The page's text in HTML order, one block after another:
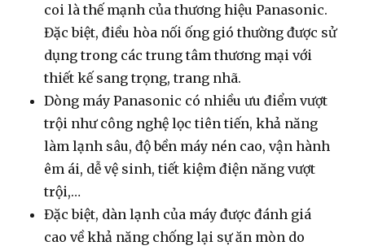
coi là thế mạnh của thương hiệu Panasonic.
Đặc biệt, điều hòa nối ống gió thường được sử
dụng trong các trung tâm thương mại với
thiết kế sang trọng, trang nhã.
Dòng máy Panasonic có nhiều ưu điểm vượt
trội như công nghệ lọc tiên tiến, khả năng
làm lạnh sâu, độ bền máy nén cao, vận hành
êm ái, dễ vệ sinh, tiết kiệm điện năng vượt
trội,…
Đặc biệt, dàn lạnh của máy được đánh giá
cao về khả năng chống lại sự ăn mòn do